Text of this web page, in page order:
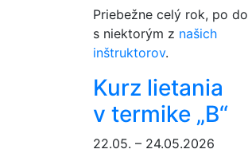
Priebežne celý rok, po
s niektorým z našich
inštruktorov.
Kurz lietania
v termike „B“
22.05. – 24.05.2026